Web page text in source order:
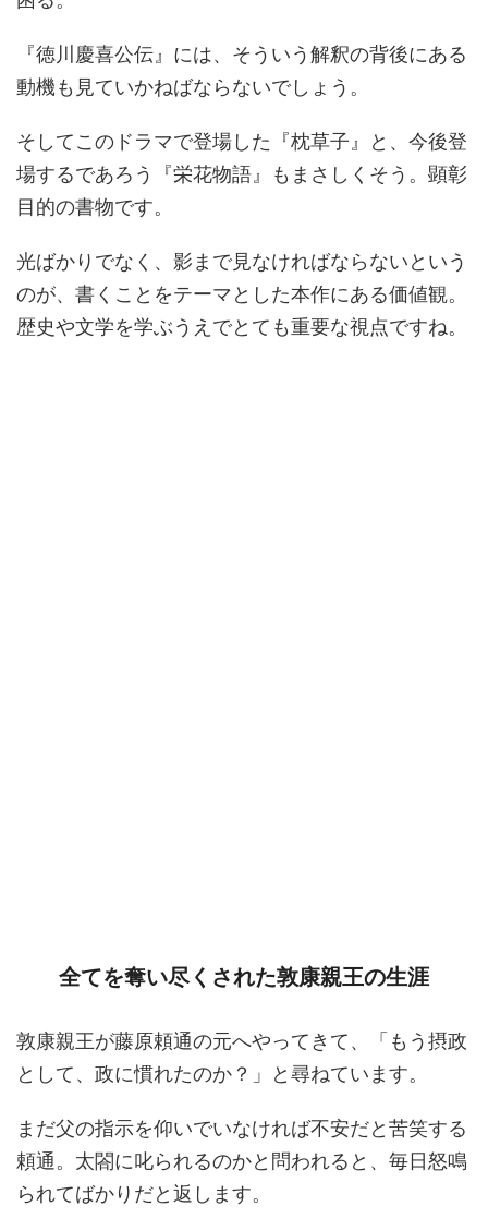
『徳川慶喜公伝』には、そういう解釈の背後にある
動機も見ていかねばならないでしょう。
そしてこのドラマで登場した『枕草子』と、今後登
場するであろう『栄花物語』もまさしくそう。顕彰
目的の書物です。
光ばかりでなく、影まで見なければならないという
のが、書くことをテーマとした本作にある価値観。
歴史や文学を学ぶうえでとても重要な視点ですね。
全てを奪い尽くされた敦康親王の生涯
敦康親王が藤原頼通の元へやってきて、「もう摂政
として、政に慣れたのか？」と尋ねています。
まだ父の指示を仰いでいなければ不安だと苦笑する
頼通。太閤に叱られるのかと問われると、毎日怒鳴
られてばかりだと返します。